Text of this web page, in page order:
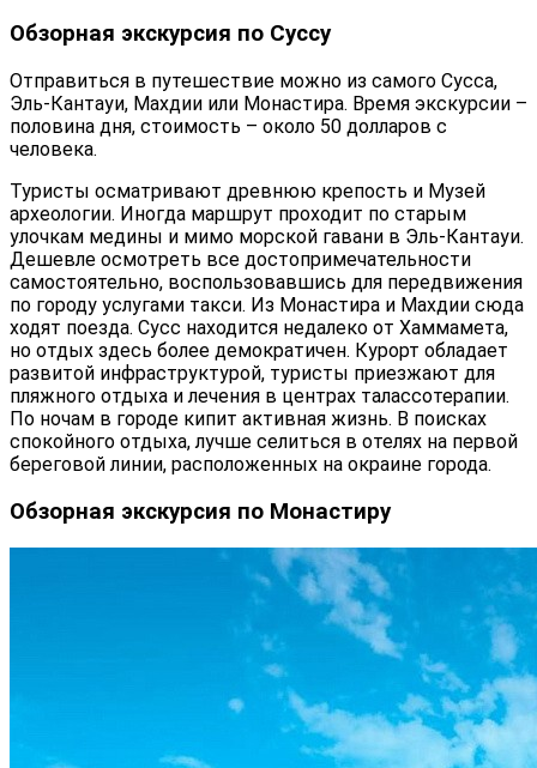
Обзорная экскурсия по Суссу
Отправиться в путешествие можно из самого Сусса,
Эль-Кантауи, Махдии или Монастира. Время экскурсии –
половина дня, стоимость – около 50 долларов с
человека.
Туристы осматривают древнюю крепость и Музей
археологии. Иногда маршрут проходит по старым
улочкам медины и мимо морской гавани в Эль-Кантауи.
Дешевле осмотреть все достопримечательности
самостоятельно, воспользовавшись для передвижения
по городу услугами такси. Из Монастира и Махдии сюда
ходят поезда. Сусс находится недалеко от Хаммамета,
но отдых здесь более демократичен. Курорт обладает
развитой инфраструктурой, туристы приезжают для
пляжного отдыха и лечения в центрах талассотерапии.
По ночам в городе кипит активная жизнь. В поисках
спокойного отдыха, лучше селиться в отелях на первой
береговой линии, расположенных на окраине города.
Обзорная экскурсия по Монастиру